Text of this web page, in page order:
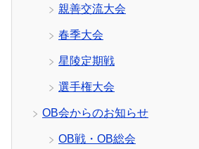
親善交流大会
春季大会
星陵定期戦
選手権大会
OB会からのお知らせ
OB戦・OB総会